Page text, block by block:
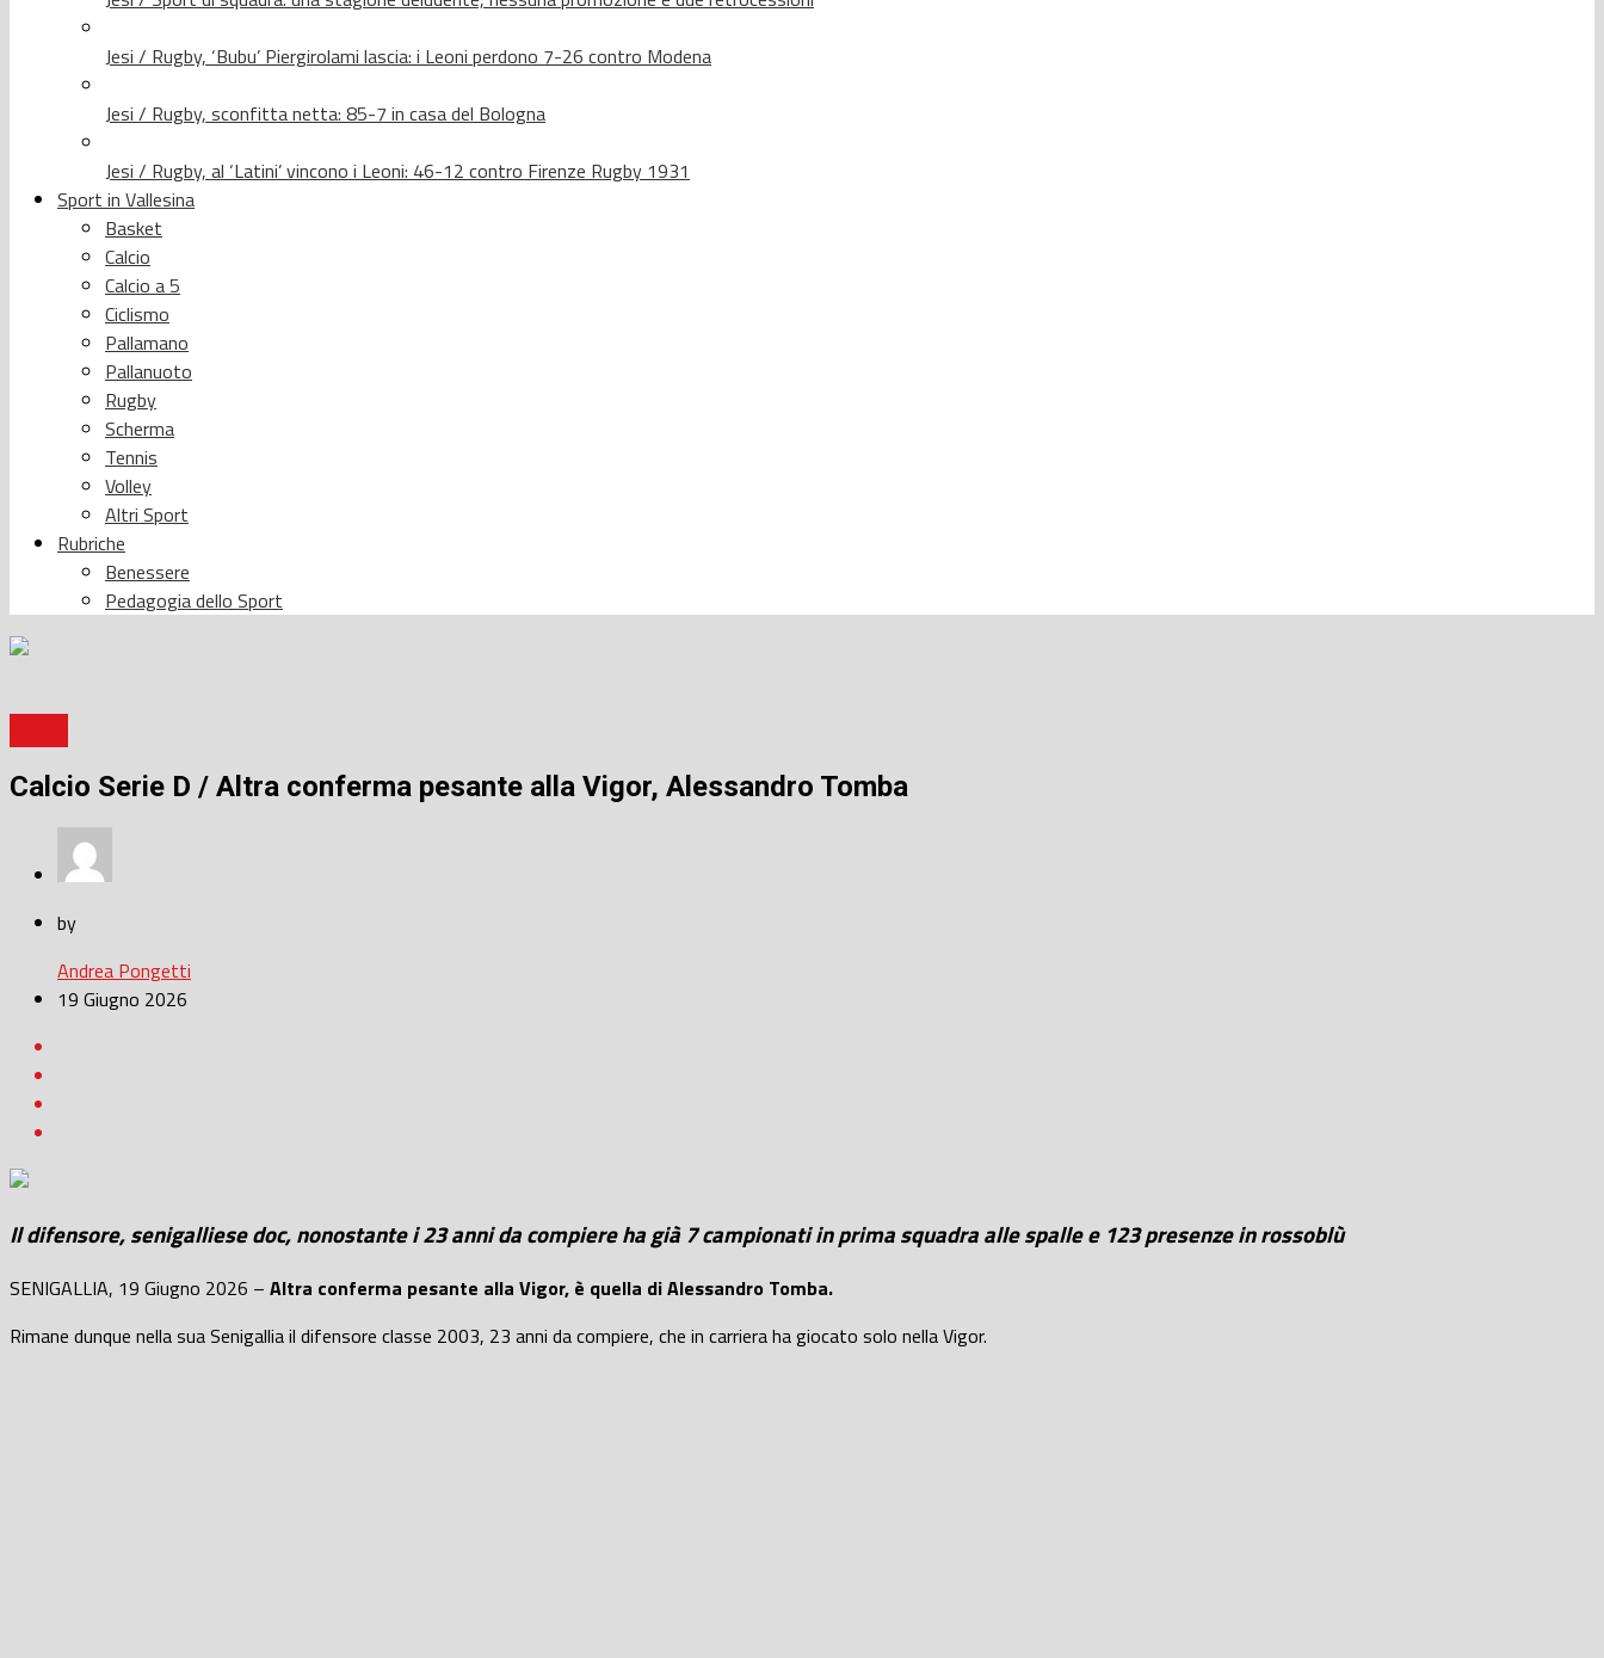
Jesi / Rugby, ‘Bubu’ Piergirolami lascia: i Leoni perdono 7-26 contro Modena
Jesi / Rugby, sconfitta netta: 85-7 in casa del Bologna
Jesi / Rugby, al ‘Latini’ vincono i Leoni: 46-12 contro Firenze Rugby 1931
Sport in Vallesina
Basket
Calcio
Calcio a 5
Ciclismo
Pallamano
Pallanuoto
Rugby
Scherma
Tennis
Volley
Altri Sport
Rubriche
Benessere
Pedagogia dello Sport
Calcio Serie D / Altra conferma pesante alla Vigor, Alessandro Tomba
by
Andrea Pongetti
19 Giugno 2026
Il difensore, senigalliese doc, nonostante i 23 anni da compiere ha già 7 campionati in prima squadra alle spalle e 123 presenze in rossoblù
SENIGALLIA, 19 Giugno 2026 – Altra conferma pesante alla Vigor, è quella di Alessandro Tomba.
Rimane dunque nella sua Senigallia il difensore classe 2003, 23 anni da compiere, che in carriera ha giocato solo nella Vigor.